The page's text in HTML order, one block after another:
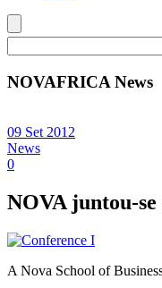
NOVAFRICA News
09 Set 2012
News
0
NOVA juntou-
A Nova School of